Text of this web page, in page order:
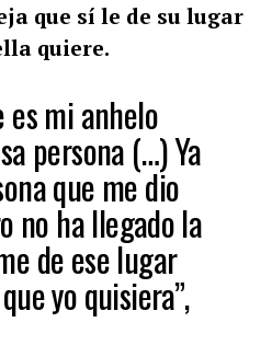
que sí le de su lugar
quiere.
es mi anhelo
persona (…) Ya
que me dio
no ha llegado la
de ese lugar
yo quisiera”,